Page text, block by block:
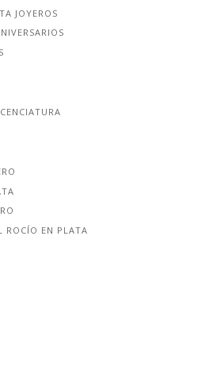
JOYEROS
ROCÍO EN PLATA